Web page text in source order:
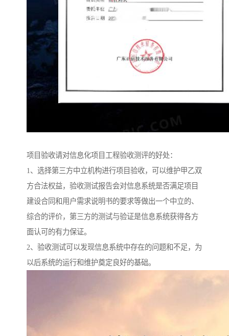
项目验收请对信息化项目工程验收测评的好处：
1、选择第三方中立机构进行项目验收，可以维护甲乙双
方合法权益，验收测试报告会对信息系统是否满足项目
建设合同和用户需求说明书的要求等做出一个中立的、
综合的评价，第三方的测试与验证是信息系统获得各方
面认可的有力保证。
2、验收测试可以发现信息系统中存在的问题和不足，为
以后系统的运行和维护奠定良好的基础。